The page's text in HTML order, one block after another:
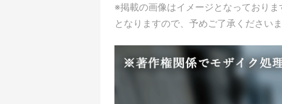
※掲載の画像はイメージとなっており
となりますので、予めご了承くださいま